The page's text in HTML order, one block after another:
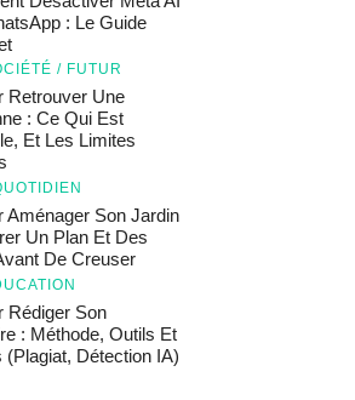
: Le Guide
/ FUTUR
Retrouver Une
: Ce Qui Est
Et Les Limites
Aménager Son Jardin
Un Plan Et Des
De Creuser
Rédiger Son
: Méthode, Outils Et
(plagiat, Détection IA)